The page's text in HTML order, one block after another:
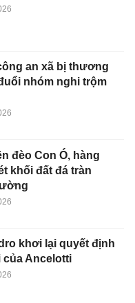
an xã bị thương
nhóm nghi trộm
đèo Con Ó, hàng
khối đất đá tràn
khơi lại quyết định
của Ancelotti